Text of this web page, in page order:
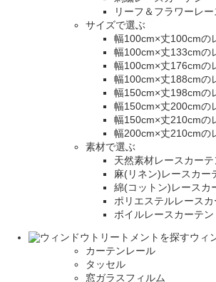
リーフ＆フラワーレ
サイズで選ぶ
幅100cm×丈100cmの
幅100cm×丈133cmの
幅100cm×丈176cmの
幅100cm×丈188cmの
幅150cm×丈198cmの
幅150cm×丈200cmの
幅150cm×丈210cmの
幅200cm×丈210cmの
素材で選ぶ
天然素材レースカーテ
麻(リネン)レースカー
綿(コットン)レースカ
ポリエステルレースカ
ボイルレースカーテン
ウィ
カーテンレール
タッセル
窓ガラスフィルム